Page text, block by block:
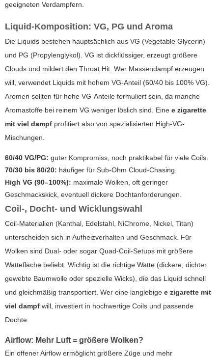
geeigneten Verdampfern.
Liquid-Komposition: VG, PG und Aroma
Die Liquids bestehen hauptsächlich aus VG (Vegetable Glycerin)
und PG (Propylenglykol). VG ist dickflüssiger, erzeugt größere
Clouds und mildert den Throat Hit. Wer Massendampf erzeugen
will, verwendet Liquids mit hohem VG-Anteil (60/40 bis 100% VG).
Aromen sollten für hohe VG-Anteile formuliert sein, da manche
Aromastoffe bei reinem VG weniger löslich sind. Eine e zigarette
mit viel dampf profitiert also von spezialisierten High-VG-
Mischungen.
60/40 VG/PG: guter Kompromiss, noch praktikabel für viele Coils.
70/30 bis 80/20: häufiger für Sub-Ohm Cloud-Chasing.
High VG (90–100%): maximale Wolken, oft geringer
Geschmackskick, eventuell dickere Dochtanforderungen.
Coil-, Docht- und Wicklungswahl
Coil-Materialien (Kanthal, Edelstahl, NiChrome, Nickel, Titan)
unterscheiden sich in Aufheizverhalten und Geschmack. Für
Wolken sind Dual- oder sogar Quad-Coil-Setups mit größere
Wattefläche beliebt. Wichtig ist die richtige Watte (dickere, dichter
gewebte Baumwolle oder spezielle Wicks), die das Liquid schnell
und gleichmäßig transportiert. Wer eine langlebige e zigarette mit
viel dampf will, investiert in hochwertige Coils und passende
Dochte.
Airflow: Mehr Luft = größere Wolken?
Ein offener Airflow ermöglicht größere Züge und mehr